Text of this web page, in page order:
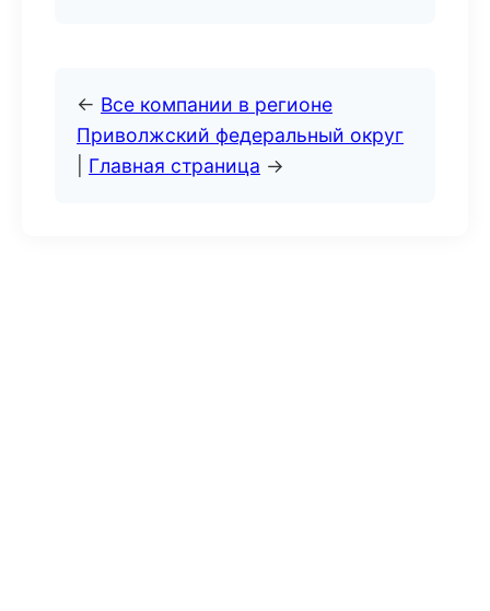
← Все компании в регионе
Приволжский федеральный округ
Главная страница →